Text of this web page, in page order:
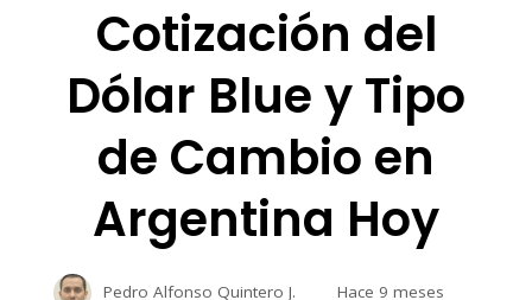
Cotización del
Dólar Blue y Tipo
de Cambio en
Argentina Hoy
Pedro Alfonso Quintero J.
Hace 9 meses